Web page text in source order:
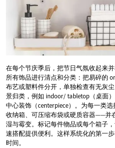
在每个节庆季后，把节日气氛收起来
所有饰品进行清点和分类：把易碎的
布艺或塑料件分开，单独检查有无灰
景归类，例如 indoor/ tabletop（桌面
中心装饰（centerpiece）。为每一类
收纳箱、可压缩布袋或硬质容器——并
湿与霉变。标记每件物品或每个箱子
速搭配提供便利。这样系统化的第一
时间。